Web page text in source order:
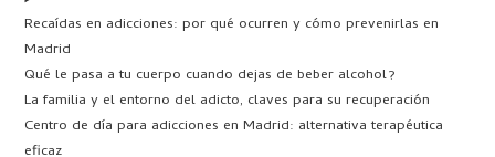
Recaídas en adicciones: por qué ocurren y cómo prevenirlas en
Madrid
Qué le pasa a tu cuerpo cuando dejas de beber alcohol?
La familia y el entorno del adicto, claves para su recuperación
Centro de día para adicciones en Madrid: alternativa terapéutica